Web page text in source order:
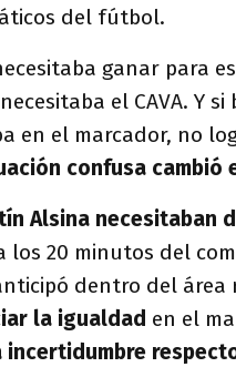
del fútbol.
ganar para
el CAVA. Y
en el marcador, no
confusa
Alsina necesitaban
los 20 minutos del
dentro del área
la igualdad en el
incertidumbre